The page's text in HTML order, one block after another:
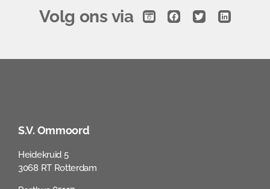
Volg ons via
S.V. Ommoord
Heidekruid 5
3068 RT Rotterdam